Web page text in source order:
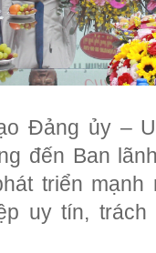
Đảng ủy –
đến Ban
triển
uy tín,